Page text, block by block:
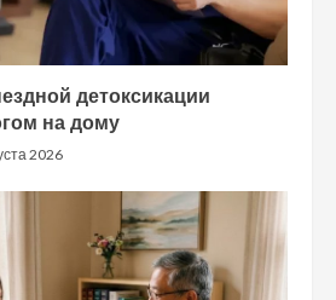
детоксикации
на дому
2026